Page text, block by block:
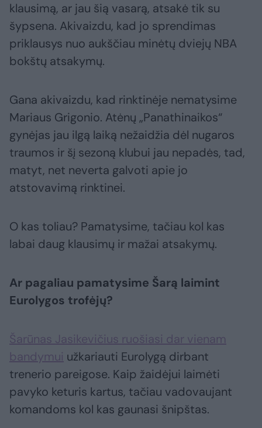
klausimą, ar jau šią vasarą, atsakė tik su
šypsena. Akivaizdu, kad jo sprendimas
priklausys nuo aukščiau minėtų dviejų NBA
bokštų atsakymų.
Gana akivaizdu, kad rinktinėje nematysime
Mariaus Grigonio. Atėnų „Panathinaikos“
gynėjas jau ilgą laiką nežaidžia dėl nugaros
traumos ir šį sezoną klubui jau nepadės, tad,
matyt, net neverta galvoti apie jo
atstovavimą rinktinei.
O kas toliau? Pamatysime, tačiau kol kas
labai daug klausimų ir mažai atsakymų.
Ar pagaliau pamatysime Šarą laimint
Eurolygos trofėjų?
Šarūnas Jasikevičius ruošiasi dar vienam
bandymui užkariauti Eurolygą dirbant
trenerio pareigose. Kaip žaidėjui laimėti
pavyko keturis kartus, tačiau vadovaujant
komandoms kol kas gaunasi šnipštas.